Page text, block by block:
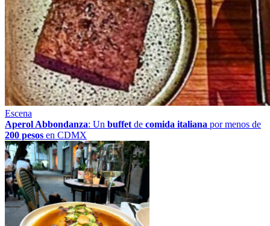
Escena
Aperol Abbondanza: Un buffet de comida italiana por menos de
200 pesos en CDMX